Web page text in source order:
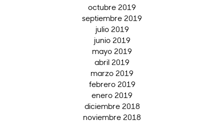
octubre 2019
septiembre 2019
julio 2019
junio 2019
mayo 2019
abril 2019
marzo 2019
febrero 2019
enero 2019
diciembre 2018
noviembre 2018